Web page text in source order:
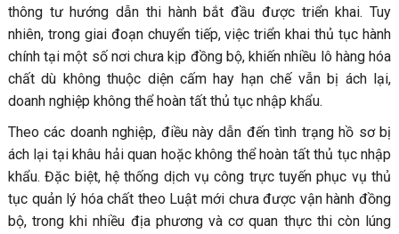
thông tư hướng dẫn thi hành bắt đầu được triển khai. Tuy
nhiên, trong giai đoạn chuyển tiếp, việc triển khai thủ tục hành
chính tại một số nơi chưa kịp đồng bộ, khiến nhiều lô hàng hóa
chất dù không thuộc diện cấm hay hạn chế vẫn bị ách lại,
doanh nghiệp không thể hoàn tất thủ tục nhập khẩu.
Theo các doanh nghiệp, điều này dẫn đến tình trạng hồ sơ bị
ách lại tại khâu hải quan hoặc không thể hoàn tất thủ tục nhập
khẩu. Đặc biệt, hệ thống dịch vụ công trực tuyến phục vụ thủ
tục quản lý hóa chất theo Luật mới chưa được vận hành đồng
bộ, trong khi nhiều địa phương và cơ quan thực thi còn lúng